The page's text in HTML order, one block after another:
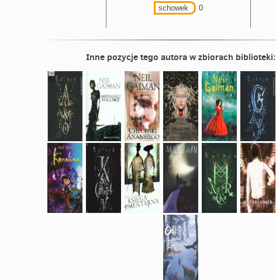
schowek
0
Inne pozycje tego autora w zbiorach biblioteki: